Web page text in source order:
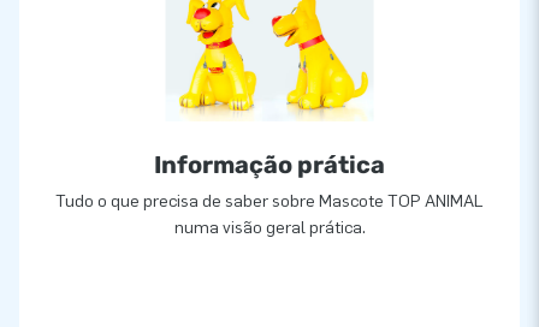
Informação prática
Tudo o que precisa de saber sobre Mascote TOP ANIMAL
numa visão geral prática.